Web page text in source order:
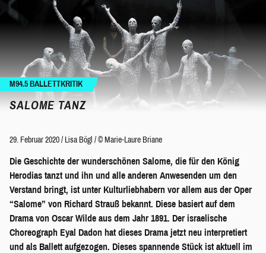
M94.5 BALLETTKRITIK
SALOME TANZ
29. Februar 2020 / Lisa Bögl / © Marie-Laure Briane
Die Geschichte der wunderschönen Salome, die für den König
Herodias tanzt und ihn und alle anderen Anwesenden um den
Verstand bringt, ist unter Kulturliebhabern vor allem aus der Oper
“Salome” von Richard Strauß bekannt. Diese basiert auf dem
Drama von Oscar Wilde aus dem Jahr 1891. Der israelische
Choreograph Eyal Dadon hat dieses Drama jetzt neu interpretiert
und als Ballett aufgezogen. Dieses spannende Stück ist aktuell im